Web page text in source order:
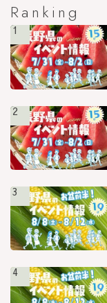
Ranking
1
2
3
4